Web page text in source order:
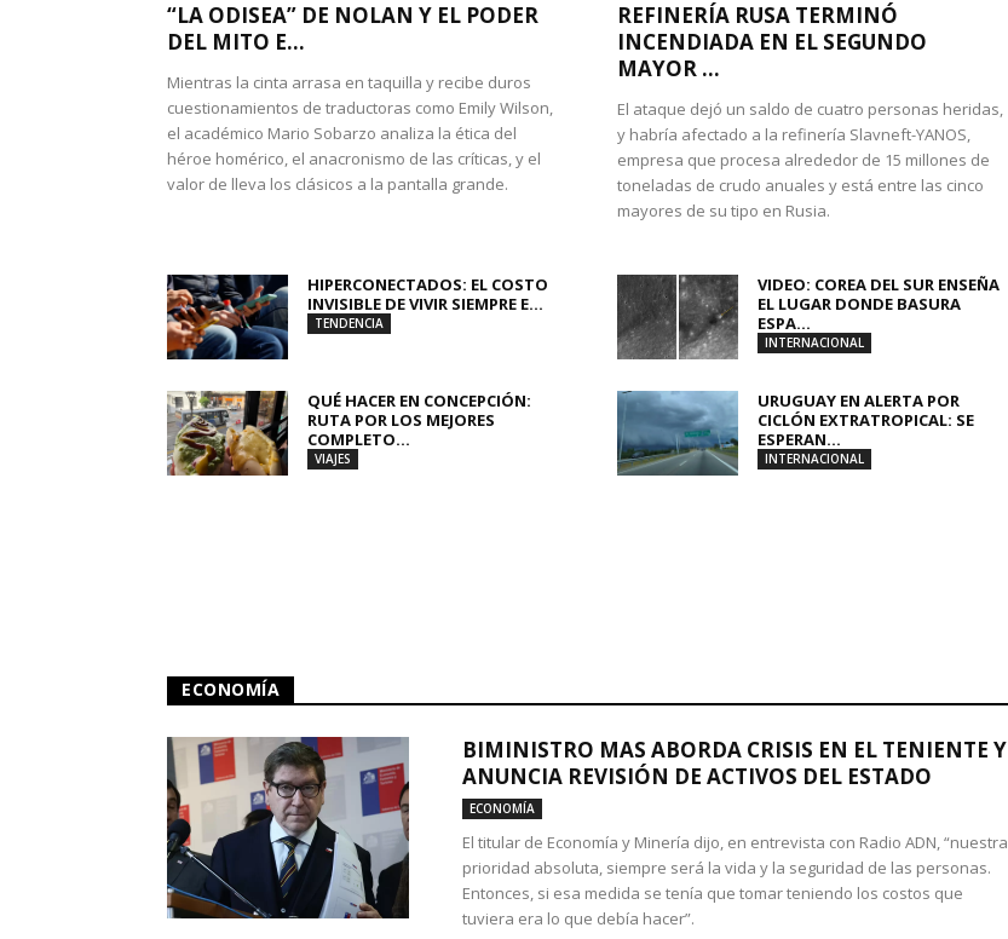
“LA ODISEA” DE NOLAN Y EL PODER
DEL MITO E...
Mientras la cinta arrasa en taquilla y recibe duros
cuestionamientos de traductoras como Emily Wilson,
el académico Mario Sobarzo analiza la ética del
héroe homérico, el anacronismo de las críticas, y el
valor de lleva los clásicos a la pantalla grande.
REFINERÍA RUSA TERMINÓ
INCENDIADA EN EL SEGUNDO
MAYOR ...
El ataque dejó un saldo de cuatro personas heridas,
y habría afectado a la refinería Slavneft-YANOS,
empresa que procesa alrededor de 15 millones de
toneladas de crudo anuales y está entre las cinco
mayores de su tipo en Rusia.
HIPERCONECTADOS: EL COSTO
INVISIBLE DE VIVIR SIEMPRE E...
TENDENCIA
VIDEO: COREA DEL SUR ENSEÑA
EL LUGAR DONDE BASURA
ESPA...
INTERNACIONAL
QUÉ HACER EN CONCEPCIÓN:
RUTA POR LOS MEJORES
COMPLETO...
VIAJES
URUGUAY EN ALERTA POR
CICLÓN EXTRATROPICAL: SE
ESPERAN...
INTERNACIONAL
ECONOMÍA
BIMINISTRO MAS ABORDA CRISIS EN EL TENIENTE Y
ANUNCIA REVISIÓN DE ACTIVOS DEL ESTADO
ECONOMÍA
El titular de Economía y Minería dijo, en entrevista con Radio ADN, “nuestra
prioridad absoluta, siempre será la vida y la seguridad de las personas.
Entonces, si esa medida se tenía que tomar teniendo los costos que
tuviera era lo que debía hacer”.